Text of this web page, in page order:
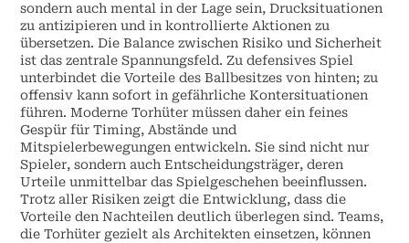
sondern auch mental in der Lage sein, Drucksituationen
zu antizipieren und in kontrollierte Aktionen zu
übersetzen. Die Balance zwischen Risiko und Sicherheit
ist das zentrale Spannungsfeld. Zu defensives Spiel
unterbindet die Vorteile des Ballbesitzes von hinten; zu
offensiv kann sofort in gefährliche Kontersituationen
führen. Moderne Torhüter müssen daher ein feines
Gespür für Timing, Abstände und
Mitspielerbewegungen entwickeln. Sie sind nicht nur
Spieler, sondern auch Entscheidungsträger, deren
Urteile unmittelbar das Spielgeschehen beeinflussen.
Trotz aller Risiken zeigt die Entwicklung, dass die
Vorteile den Nachteilen deutlich überlegen sind. Teams,
die Torhüter gezielt als Architekten einsetzen, können